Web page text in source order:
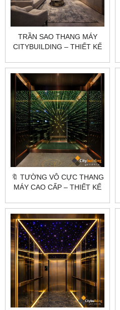
TRẦN SAO THANG MÁY
CITYBUILDING – THIẾT KẾ
🔖 TƯỜNG VÔ CỰC THANG
MÁY CAO CẤP – THIẾT KẾ
CẦU | CITYBUILDING